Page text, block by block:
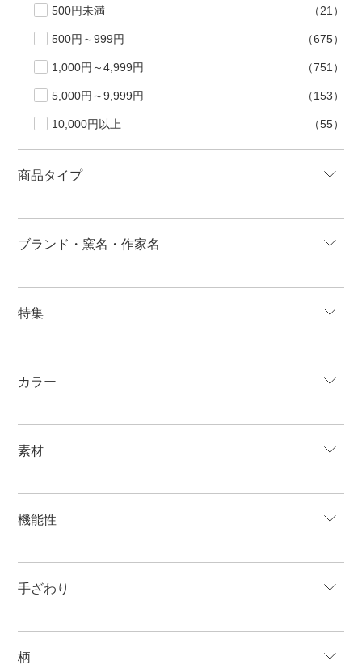
500円未満 （21）
500円～999円 （675）
1,000円～4,999円 （751）
5,000円～9,999円 （153）
10,000円以上 （55）
商品タイプ
ブランド・窯名・作家名
特集
カラー
素材
機能性
手ざわり
柄